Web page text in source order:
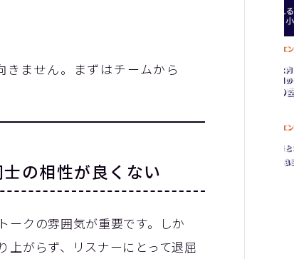
ません。まずはチームから
の相性が良くない
ークの雰囲気が重要です。しか
上がらず、リスナーにとって退屈